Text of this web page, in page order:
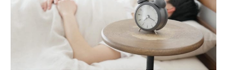
門
医
茎